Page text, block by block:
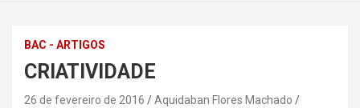
BAC - ARTIGOS
CRIATIVIDADE
26 de fevereiro de 2016
Aquidaban Flores Machado